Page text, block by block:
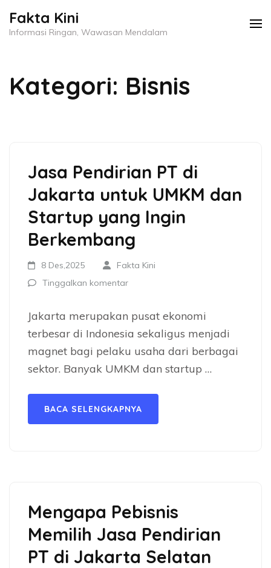
ke
Enter)
Fakta Kini
Informasi Ringan, Wawasan Mendalam
Kategori: Bisnis
Jasa Pendirian PT di
Jakarta untuk UMKM dan
Startup yang Ingin
Berkembang
8 Des,2025
Fakta Kini
Tinggalkan komentar
Jakarta merupakan pusat ekonomi
terbesar di Indonesia sekaligus menjadi
magnet bagi pelaku usaha dari berbagai
sektor. Banyak UMKM dan startup …
BACA SELENGKAPNYA
Mengapa Pebisnis
Memilih Jasa Pendirian
PT di Jakarta Selatan